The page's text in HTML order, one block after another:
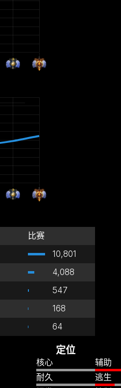
比赛
10,801
4,088
547
168
64
定位
核心
耐久
辅助
逃生